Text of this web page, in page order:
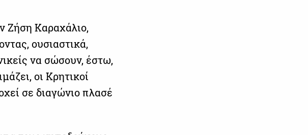
Ζήση Καραχάλιο,
ουσιαστικά,
να σώσουν, έστω,
οι Κρητικοί
σε διαγώνιο πλασέ